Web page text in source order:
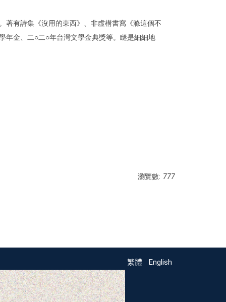
著有詩集《沒用的東西》、非虛構書寫《滌這個不
年金、二○二○年台灣文學金典獎等。瞇是細細地
瀏覽數: 777
繁體 English